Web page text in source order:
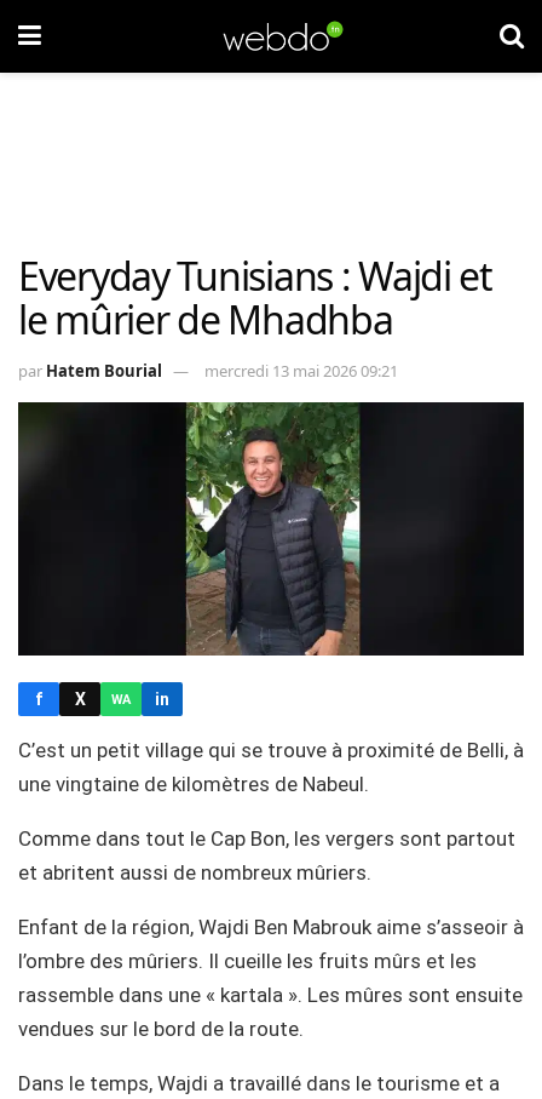
Everyday Tunisians : Wajdi et
le mûrier de Mhadhba
par Hatem Bourial mercredi 13 mai 2026 09:21
f X WA in
C’est un petit village qui se trouve à proximité de Belli, à
une vingtaine de kilomètres de Nabeul.
Comme dans tout le Cap Bon, les vergers sont partout
et abritent aussi de nombreux mûriers.
Enfant de la région, Wajdi Ben Mabrouk aime s’asseoir à
l’ombre des mûriers. Il cueille les fruits mûrs et les
rassemble dans une « kartala ». Les mûres sont ensuite
vendues sur le bord de la route.
Dans le temps, Wajdi a travaillé dans le tourisme et a